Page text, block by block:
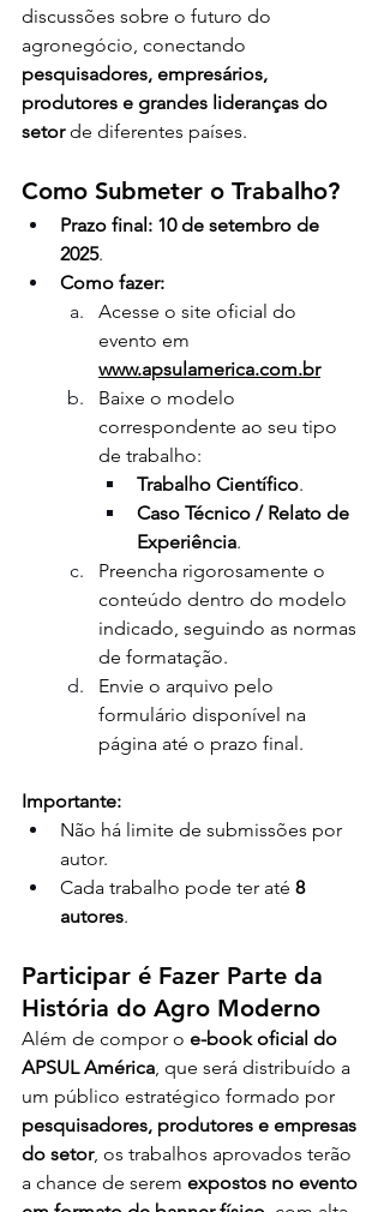
discussões sobre o futuro do
agronegócio, conectando
pesquisadores, empresários,
produtores e grandes lideranças do
setor de diferentes países.
Como Submeter o Trabalho?
Prazo final: 10 de setembro de
2025.
Como fazer:
Acesse o site oficial do
evento em
www.apsulamerica.com.br
Baixe o modelo
correspondente ao seu tipo
de trabalho:
Trabalho Científico.
Caso Técnico / Relato de
Experiência.
Preencha rigorosamente o
conteúdo dentro do modelo
indicado, seguindo as normas
de formatação.
Envie o arquivo pelo
formulário disponível na
página até o prazo final.
Importante:
Não há limite de submissões por
autor.
Cada trabalho pode ter até 8
autores.
Participar é Fazer Parte da
História do Agro Moderno
Além de compor o e-book oficial do
APSUL América, que será distribuído a
um público estratégico formado por
pesquisadores, produtores e empresas
do setor, os trabalhos aprovados terão
a chance de serem expostos no evento